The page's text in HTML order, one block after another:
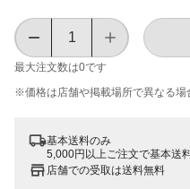
最大注文数は0です
※価格は​店舗や​掲載場所で​異なる​場
基本送料のみ
5,000円以上ご注文で基本送
店舗での受取は送料無料